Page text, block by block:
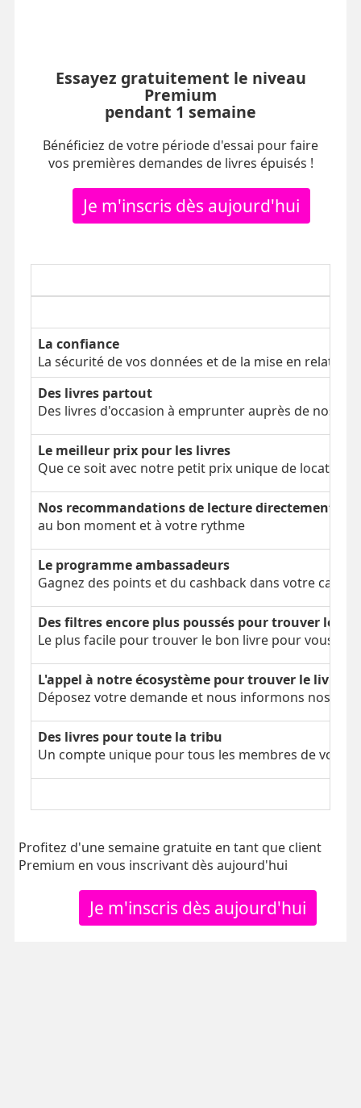
Essayez gratuitement le niveau
Premium
pendant 1 semaine
Bénéficiez de votre période d'essai pour faire
vos premières demandes de livres épuisés !
Je m'inscris dès aujourd'hui
La confiance
La sécurité de vos données et de la mise en relation
Des livres partout
Des livres d'occasion à emprunter auprès de nos
Le meilleur prix pour les livres
Que ce soit avec notre petit prix unique de location
Nos recommandations de lecture directement
au bon moment et à votre rythme
Le programme ambassadeurs
Gagnez des points et du cashback dans votre
Des filtres encore plus poussés pour trouver le
Le plus facile pour trouver le bon livre pour vous
L'appel à notre écosystème pour trouver le livre
Déposez votre demande et nous informons nos
Des livres pour toute la tribu
Un compte unique pour tous les membres de votre
Profitez d'une semaine gratuite en tant que client
Premium en vous inscrivant dès aujourd'hui
Je m'inscris dès aujourd'hui